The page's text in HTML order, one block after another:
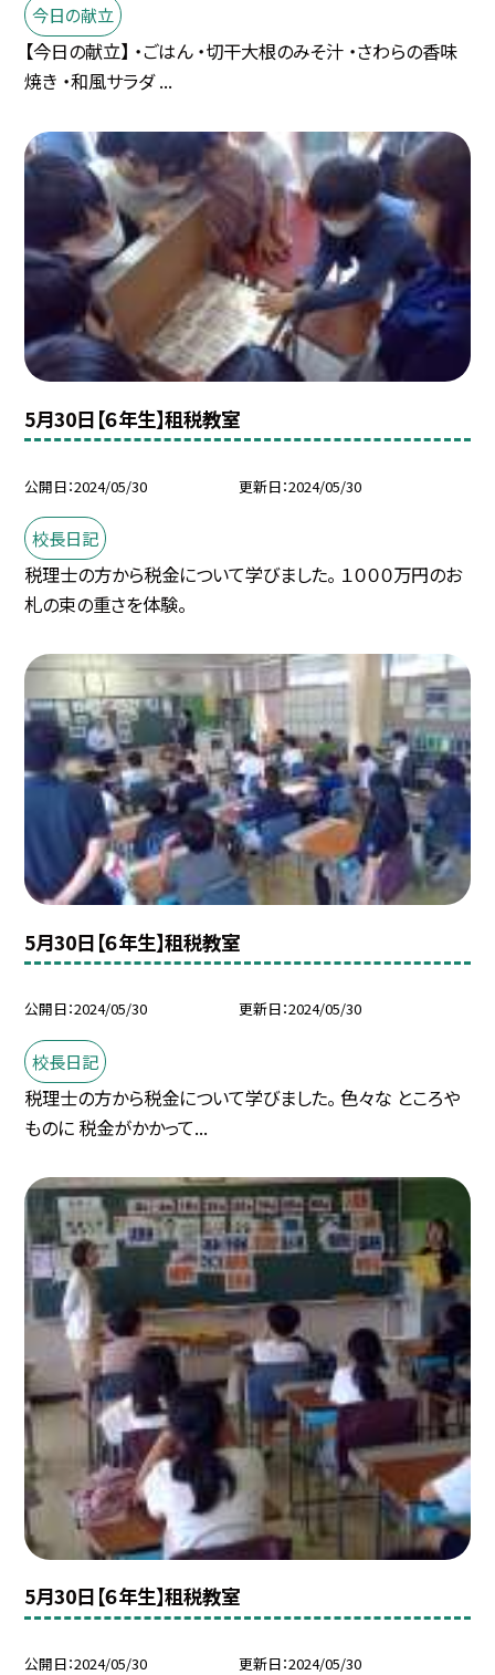
今日の献立
【今日の献立】 ・ごはん ・切干大根のみそ汁 ・さわらの香味
焼き ・和風サラダ ...
5月30日【６年生】租税教室
公開日 2024/05/30 更新日 2024/05/30
校長日記
税理士の方から税金について学びました。 １０００万円のお
札の束の重さを体験。
5月30日【６年生】租税教室
公開日 2024/05/30 更新日 2024/05/30
校長日記
税理士の方から税金について学びました。 色々な ところや
ものに 税金がかかって...
5月30日【６年生】租税教室
公開日 2024/05/30 更新日 2024/05/30